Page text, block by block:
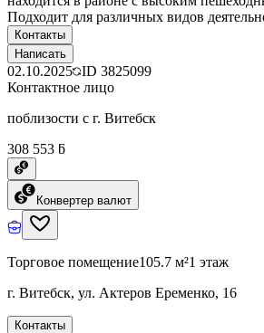
Подходит для различных видов
Контакты
Написать
02.10.2025 ID 3825099
Контактное лицо
поблизости с г. Витебск
308 553 ƃ
Конвертер валют
Торговое помещение105.7 м²1 этаж
г. Витебск, ул. Актеров Еременко, 16
Контакты